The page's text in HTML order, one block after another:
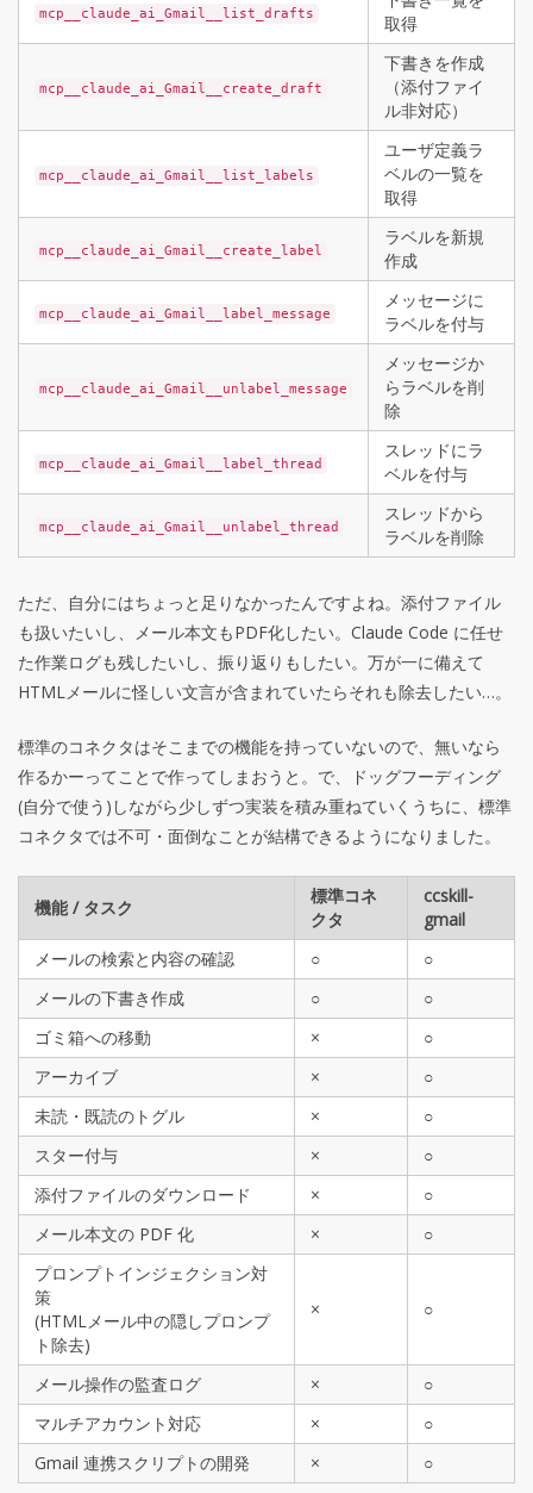
mcp__claude_ai_Gmail__list_drafts
取得
mcp__claude_ai_Gmail__create_draft
下書きを作成
（添付ファイ
ル非対応）
mcp__claude_ai_Gmail__list_labels
ユーザ定義ラ
ベルの一覧を
取得
mcp__claude_ai_Gmail__create_label
ラベルを新規
作成
mcp__claude_ai_Gmail__label_message
メッセージに
ラベルを付与
mcp__claude_ai_Gmail__unlabel_message
メッセージか
らラベルを削
除
mcp__claude_ai_Gmail__label_thread
スレッドにラ
ベルを付与
mcp__claude_ai_Gmail__unlabel_thread
スレッドから
ラベルを削除
ただ、自分にはちょっと足りなかったんですよね。添付ファイル
も扱いたいし、メール本文もPDF化したい。Claude Code に任せ
た作業ログも残したいし、振り返りもしたい。万が一に備えて
HTMLメールに怪しい文言が含まれていたらそれも除去したい…。
標準のコネクタはそこまでの機能を持っていないので、無いなら
作るかーってことで作ってしまおうと。で、ドッグフーディング
(自分で使う)しながら少しずつ実装を積み重ねていくうちに、標準
コネクタでは不可・面倒なことが結構できるようになりました。
機能 / タスク
標準コネ
クタ
ccskill-
gmail
メールの検索と内容の確認
○
○
メールの下書き作成
○
○
ゴミ箱への移動
×
○
アーカイブ
×
○
未読・既読のトグル
×
○
スター付与
×
○
添付ファイルのダウンロード
×
○
メール本文の PDF 化
×
○
プロンプトインジェクション対
策
(HTMLメール中の隠しプロンプ
ト除去)
× ○
メール操作の監査ログ ×
○
マルチアカウント対応
×
○
Gmail 連携スクリプトの開発
× ○